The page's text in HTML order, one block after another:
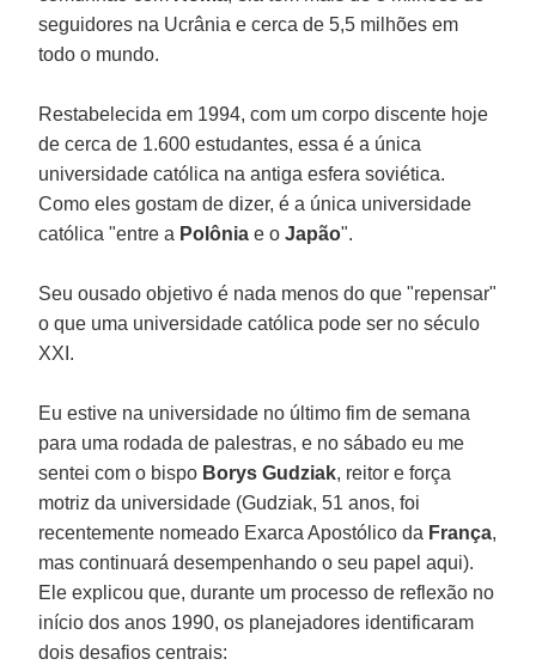
seguidores na Ucrânia e cerca de 5,5 milhões em
todo o mundo.
Restabelecida em 1994, com um corpo discente hoje
de cerca de 1.600 estudantes, essa é a única
universidade católica na antiga esfera soviética.
Como eles gostam de dizer, é a única universidade
católica "entre a Polôniae oJapão".
Seu ousado objetivo é nada menos do que "repensar"
o que uma universidade católica pode ser no século
XXI.
Eu estive na universidade no último fim de semana
para uma rodada de palestras, e no sábado eu me
sentei com o bispo Borys Gudziak, reitor e força
motriz da universidade (Gudziak, 51 anos, foi
recentemente nomeado Exarca Apostólico da França,
mas continuará desempenhando o seu papel aqui).
Ele explicou que, durante um processo de reflexão no
início dos anos 1990, os planejadores identificaram
dois desafios centrais: